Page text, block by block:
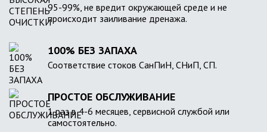
95-99%, не вредит окружающей среде и не
происходит заиливание дренажа.
100% БЕЗ ЗАПАХА
Соответствие стоков СанПиН, СНиП, СП.
ПРОСТОЕ ОБСЛУЖИВАНИЕ
1 раз в 4-6 месяцев, сервисной службой или
самостоятельно.